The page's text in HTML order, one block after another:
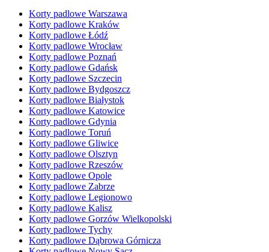
Korty padlowe Warszawa
Korty padlowe Kraków
Korty padlowe Łódź
Korty padlowe Wrocław
Korty padlowe Poznań
Korty padlowe Gdańsk
Korty padlowe Szczecin
Korty padlowe Bydgoszcz
Korty padlowe Białystok
Korty padlowe Katowice
Korty padlowe Gdynia
Korty padlowe Toruń
Korty padlowe Gliwice
Korty padlowe Olsztyn
Korty padlowe Rzeszów
Korty padlowe Opole
Korty padlowe Zabrze
Korty padlowe Legionowo
Korty padlowe Kalisz
Korty padlowe Gorzów Wielkopolski
Korty padlowe Tychy
Korty padlowe Dąbrowa Górnicza